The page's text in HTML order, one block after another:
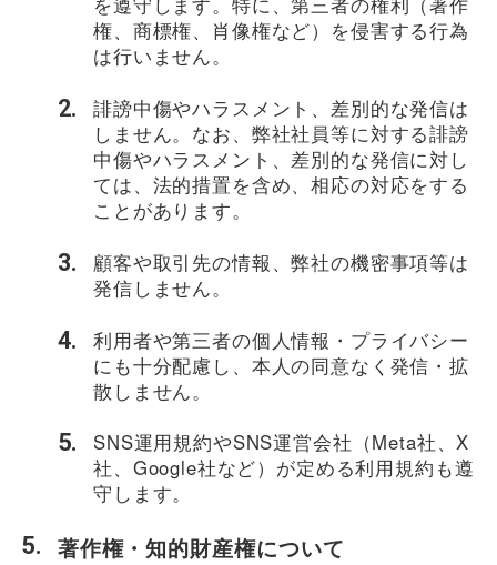
権、商標権、肖像権など）を侵害する行為
は行いません。
誹謗中傷やハラスメント、差別的な発信は
しません。なお、弊社社員等に対する誹謗
中傷やハラスメント、差別的な発信に対し
ては、法的措置を含め、相応の対応をする
ことがあります。
顧客や取引先の情報、弊社の機密事項等は
発信しません。
利用者や第三者の個人情報・プライバシー
にも十分配慮し、本人の同意なく発信・拡
散しません。
SNS運用規約やSNS運営会社（Meta社、X
社、Google社など）が定める利用規約も遵
守します。
著作権・知的財産権について